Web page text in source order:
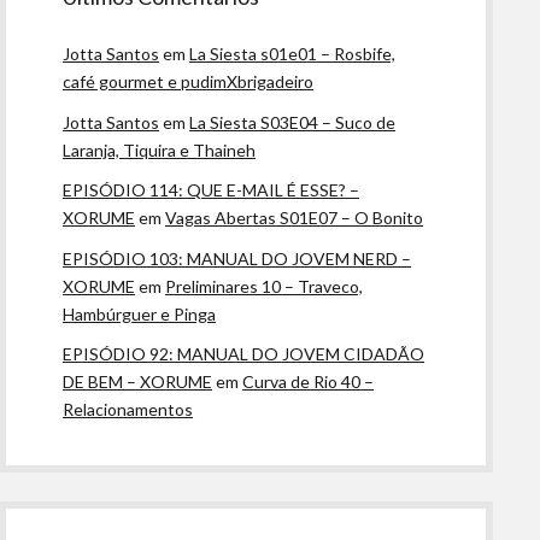
Jotta Santos emLa Siesta s01e01 – Rosbife,
café gourmet e pudimXbrigadeiro
Jotta Santos emLa Siesta S03E04 – Suco de
Laranja, Tiquira e Thaineh
EPISÓDIO 114: QUE E-MAIL É ESSE? –
XORUME emVagas Abertas S01E07 – O Bonito
EPISÓDIO 103: MANUAL DO JOVEM NERD –
XORUME em Preliminares 10 – Traveco,
Hambúrguer e Pinga
EPISÓDIO 92: MANUAL DO JOVEM CIDADÃO
DE BEM – XORUME emCurva de Rio 40 –
Relacionamentos